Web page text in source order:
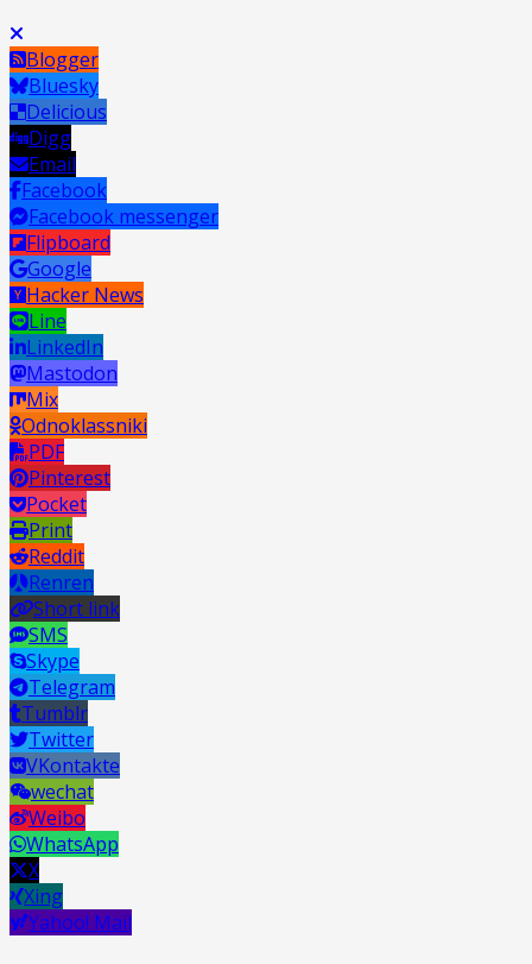
Blogger
Bluesky
Delicious
Digg
Email
Facebook
Facebook messenger
Flipboard
Google
Hacker News
Line
LinkedIn
Mastodon
Mix
Odnoklassniki
PDF
Pinterest
Pocket
Print
Reddit
Renren
Short link
SMS
Skype
Telegram
Tumblr
Twitter
VKontakte
wechat
Weibo
WhatsApp
X
Xing
Yahoo! Mail